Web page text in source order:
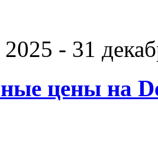
2025 - 31
цены на